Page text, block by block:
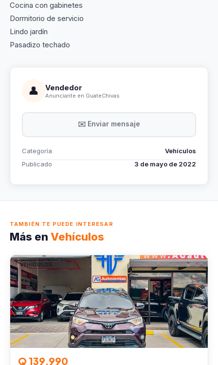
Cocina con gabinetes
Dormitorio de servicio
Lindo jardín
Pasadizo techado
👤 Vendedor
Anunciante en GuateChivas
✉️ Enviar mensaje
Categoría
Vehículos
Publicado
3 de mayo de 2022
TAMBIÉN TE PUEDE INTERESAR
Más en Vehículos
VEHÍCULOS
Q 139,990